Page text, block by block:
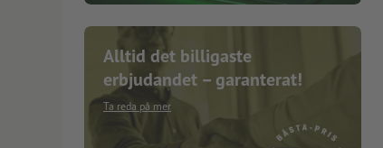
Alltid det billigaste
erbjudandet – garanterat!
Ta reda på mer